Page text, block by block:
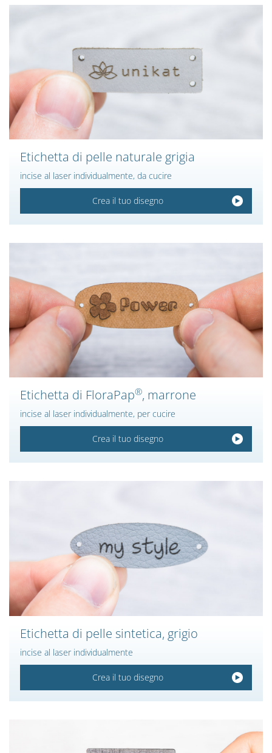
Etichetta di pelle naturale grigia
incise al laser individualmente, da cucire
Crea il tuo disegno
Etichetta di FloraPap®, marrone
incise al laser individualmente, per cucire
Crea il tuo disegno
Etichetta di pelle sintetica, grigio
incise al laser individualmente
Crea il tuo disegno